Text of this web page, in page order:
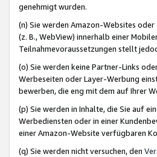
genehmigt wurden.
(n) Sie werden Amazon-Websites
(z. B., WebView) innerhalb einer
Teilnahmevoraussetzungen stellt
(o) Sie werden keine Partner-Links
Werbeseiten oder Layer-Werbung
bewerben, die eng mit dem auf Ihrer
(p) Sie werden in Inhalte, die Sie auf
Werbediensten oder in einer
einer Amazon-Website verfügbaren
(q) Sie werden nicht versuchen, den